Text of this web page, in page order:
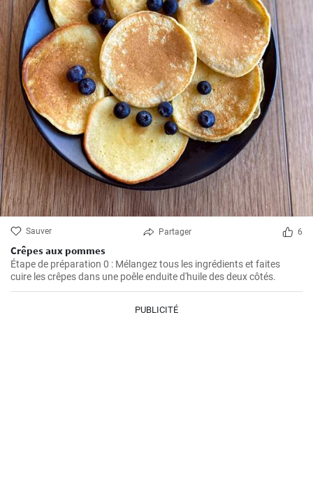
Sauver Partager 6
Crêpes aux pommes
Étape de préparation 0 : Mélangez tous les ingrédients et faites
cuire les crêpes dans une poêle enduite d'huile des deux côtés.
PUBLICITÉ